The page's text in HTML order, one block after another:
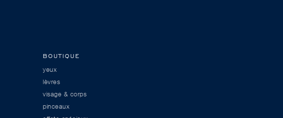
BOUTIQUE
yeux
lèvres
visage & corps
pinceaux